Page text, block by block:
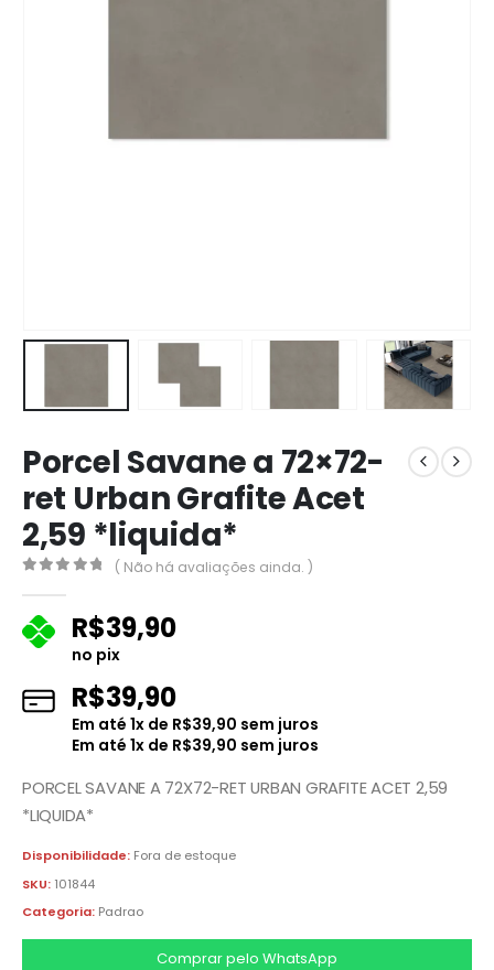
Porcel Savane a 72×72-
ret Urban Grafite Acet
2,59 *liquida*
( Não há avaliações ainda. )
R$39,90
no pix
R$39,90
Em até 1x de R$39,90 sem juros
Em até 1x de R$39,90 sem juros
PORCEL SAVANE A 72X72-RET URBAN GRAFITE ACET 2,59
*LIQUIDA*
Disponibilidade: Fora de estoque
SKU: 101844
Categoria: Padrao
Comprar pelo WhatsApp